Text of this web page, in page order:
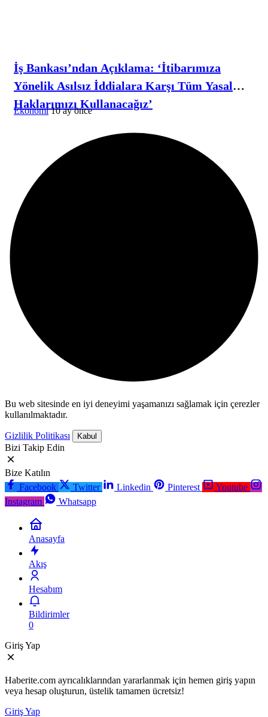
İş Bankası’ndan Açıklama: ‘İtibarımıza
Yönelik Asılsız İddialara Karşı Tüm Yasal
Haklarımızı Kullanacağız’
Ekonomi 10 ay önce
Bu web sitesinde en iyi deneyimi yaşamanızı sağlamak için çerezler
kullanılmaktadır.
Gizlilik Politikası Kabul
Bizi Takip Edin
Bize Katılın
Facebook
Twitter Linkedin Pinterest
Youtube
Instagram
Whatsapp
Anasayfa
Akış
Hesabım
Bildirimler
0
Giriş Yap
Haberite.com ayrıcalıklarından yararlanmak için hemen giriş yapın
veya hesap oluşturun, üstelik tamamen ücretsiz!
Giriş Yap